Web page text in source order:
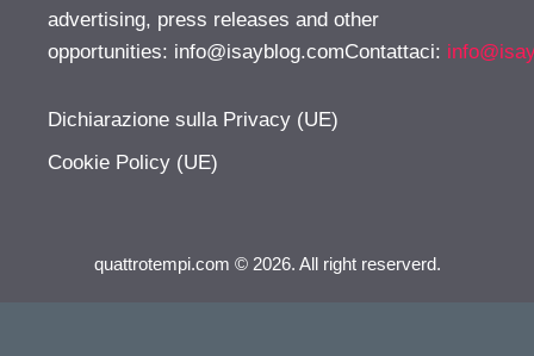
advertising, press releases and other
opportunities: info@isayblog.comContattaci:
Dichiarazione sulla Privacy (UE)
Cookie Policy (UE)
quattrotempi.com © 2026. All right reserverd.